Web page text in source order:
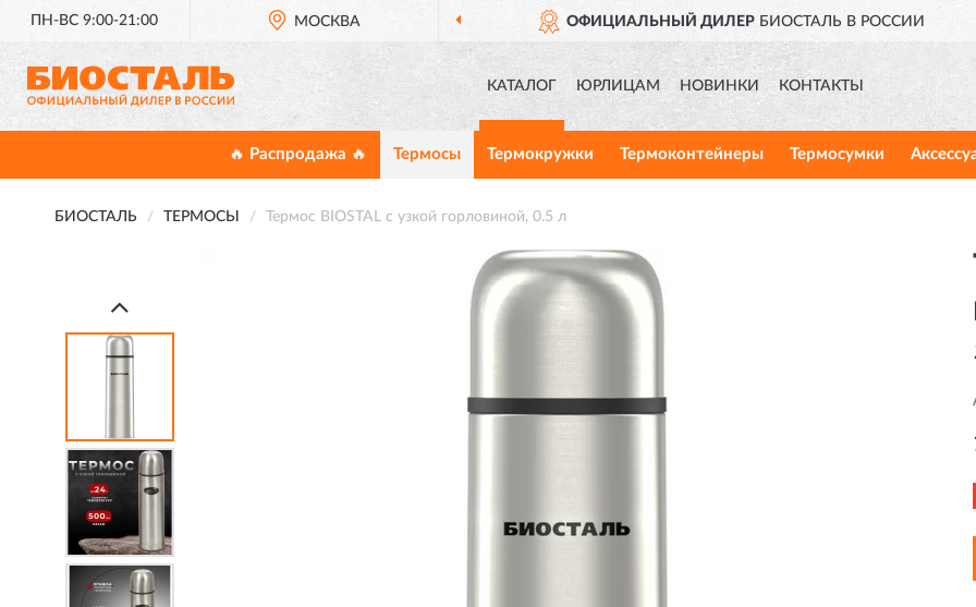
ПН-ВС 9:00-21:00 МОСКВА ОФИЦИАЛЬНЫЙ ДИЛЕР БИОСТАЛЬ В РОССИИ
КАТАЛОГ ЮРЛИЦАМ НОВИНКИ КОНТАКТЫ
🔥 Распродажа 🔥 Термосы Термокружки Термоконтейнеры Термосумки
БИОСТАЛЬ ТЕРМОСЫ Термос BIOSTAL с узкой горловиной, 0.5 л